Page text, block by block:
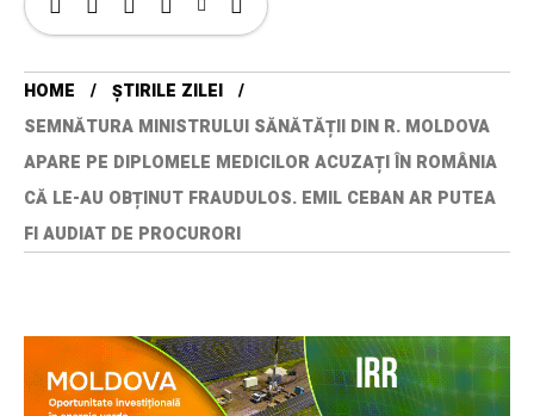
HOME
ȘTIRILE ZILEI
SEMNĂTURA MINISTRULUI SĂNĂTĂȚII DIN R. MOLDOVA
APARE PE DIPLOMELE MEDICILOR ACUZAȚI ÎN ROMÂNIA
CĂ LE-AU OBȚINUT FRAUDULOS. EMIL CEBAN AR PUTEA
FI AUDIAT DE PROCURORI